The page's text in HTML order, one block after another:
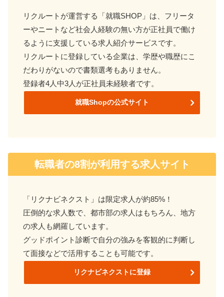
リクルートが運営する「就職SHOP」は、フリータ
ーやニートなど社会人経験の無い方が正社員で働け
るように支援している求人紹介サービスです。
リクルートに登録している企業は、学歴や職歴にこ
だわりがないので書類選考もありません。
登録者4人中3人が正社員未経験者です。
就職Shopの公式サイト
転職者の8割が利用する求人サイト
「リクナビネクスト」は限定求人が約85%！
圧倒的な求人数で、都市部の求人はもちろん、地方
の求人も網羅しています。
グッドポイント診断で自分の強みを客観的に判断し
て面接などで活用することも可能です。
リクナビネクストに登録